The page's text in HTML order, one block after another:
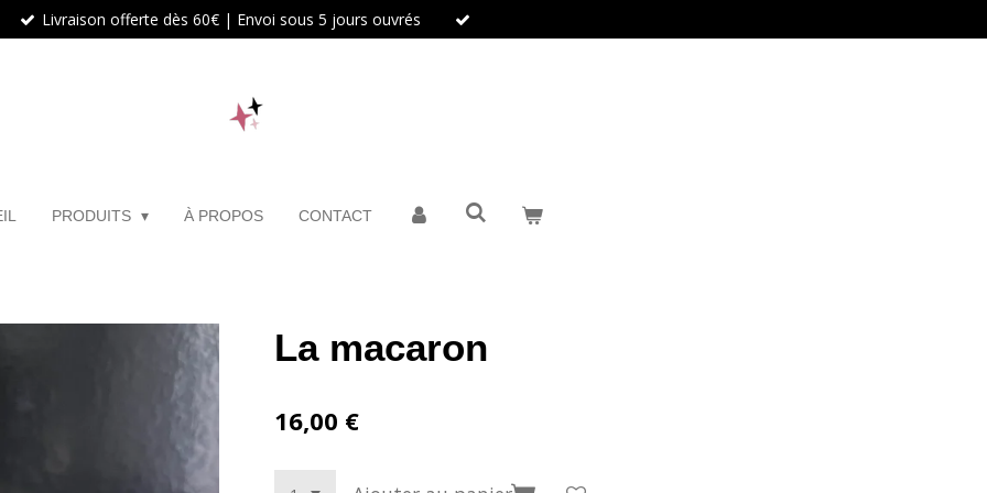
Livraison offerte dès 60€ | Envoi sous 5 jours ouvrés
PRODUITS À PROPOS CONTACT
La macaron
16,00 €